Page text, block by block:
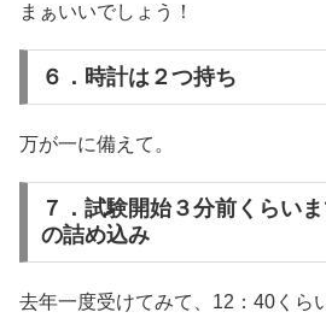
まぁいいでしょう！
６．時計は２つ持ち
万が一に備えて。
７．試験開始３分前くらい
の詰め込み
去年一度受けてみて、12：40くら